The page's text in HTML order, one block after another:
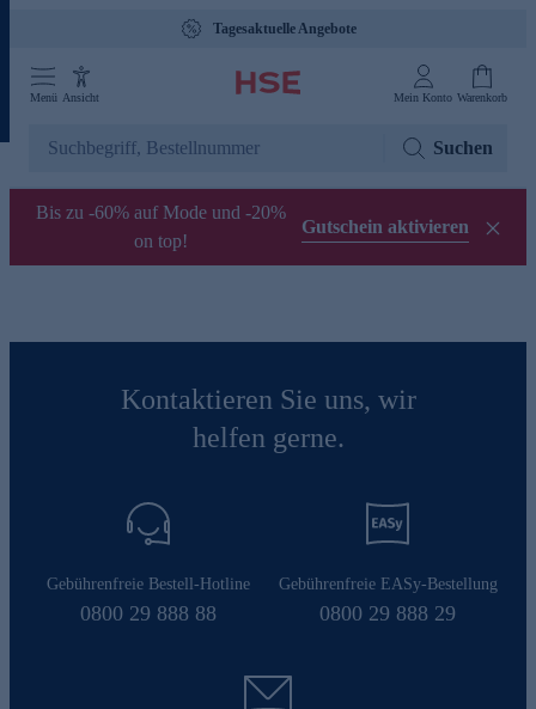
Tagesaktuelle Angebote
Menü Ansicht Mein Konto Warenkorb
Suchen
Bis zu -60% auf Mode und -20%
on top!
Gutschein aktivieren
Kontaktieren Sie uns, wir
helfen gerne.
Gebührenfreie Bestell-Hotline
0800 29 888 88
Gebührenfreie EASy-Bestellung
0800 29 888 29